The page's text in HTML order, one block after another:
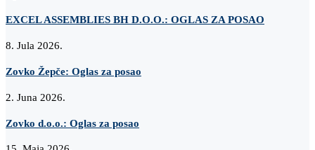
EXCEL ASSEMBLIES BH D.O.O.: OGLAS ZA POSAO
8. Jula 2026.
Zovko Žepče: Oglas za posao
2. Juna 2026.
Zovko d.o.o.: Oglas za posao